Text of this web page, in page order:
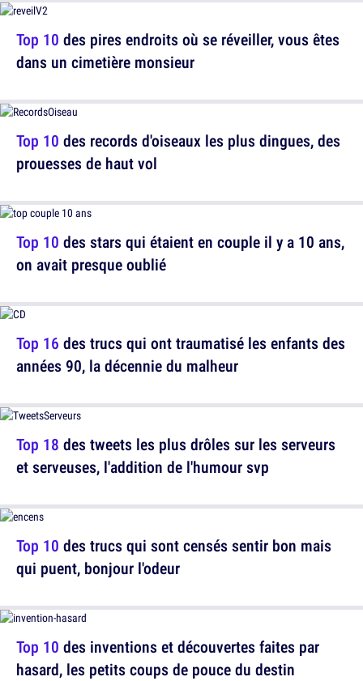
Top 10 des records d'oiseaux les plus dingues, des
prouesses de haut vol
Top 16 des trucs qui ont traumatisé les enfants des
années 90, la décennie du malheur
Top 10 des trucs qui sont censés sentir bon mais
qui puent, bonjour l'odeur
Top 10 des pires endroits où se réveiller, vous êtes
dans un cimetière monsieur
Top 10 des stars qui étaient en couple il y a 10 ans,
on avait presque oublié
Top 18 des tweets les plus drôles sur les serveurs
et serveuses, l'addition de l'humour svp
Top 10 des inventions et découvertes faites par
hasard, les petits coups de pouce du destin